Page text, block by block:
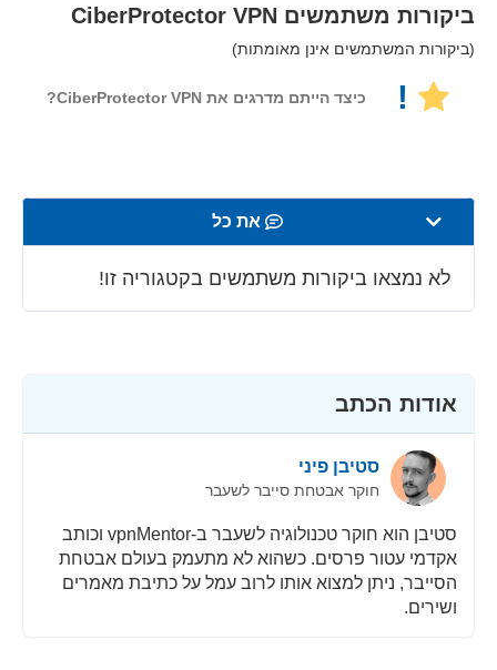
ביקורות משתמשים CiberProtector VPN
(ביקורות המשתמשים אינן מאומתות)
! כיצד הייתם מדרגים את CiberProtector VPN?
את כל
מהירות
סטרימינג
לא נמצאו ביקורות משתמשים בקטגוריה זו!
אודות הכתב
סטיבן פיני
חוקר אבטחת סייבר לשעבר
סטיבן הוא חוקר טכנולוגיה לשעבר ב-vpnMentor וכותב
אקדמי עטור פרסים. כשהוא לא מתעמק בעולם אבטחת
הסייבר, ניתן למצוא אותו לרוב עמל על כתיבת מאמרים
ושירים.